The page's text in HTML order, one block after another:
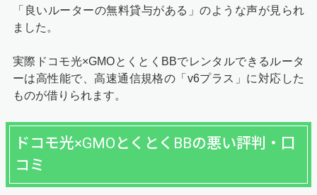
「良いルーターの無料貸与がある」のような声が見られ
ました。
実際ドコモ光×GMOとくとくBBでレンタルできるルータ
ーは高性能で、高速通信規格の「v6プラス」に対応した
ものが借りられます。
ドコモ光×GMOとくとくBBの悪い評判・口
コミ